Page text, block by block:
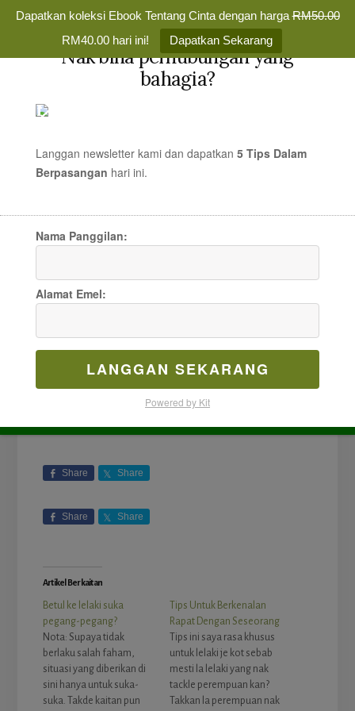
Dapatkan koleksi Ebook Tentang Cinta dengan hargaRM50.00
RM40.00 hari ini!
Dapatkan Sekarang
content
TENTANG
CINTA
Percintaan
yang
20 perkara yangg
membuatkan wanita
benci lelaki
Share Share
Share Share
Artikel Berkaitan
Betul ke lelaki suka
pegang-pegang?
Nota: Supaya tidak
berlaku salah faham,
situasi yang diberikan di
sini hanya untuk suka-
suka. Takde kaitan pun
Tips Untuk Berkenalan
Rapat Dengan Seseorang
Tips ini saya rasa khusus
untuk lelaki je kot sebab
mesti la lelaki yang nak
tackle perempuan kan?
Takkan la perempuan nak
Nak bina perhubungan yang
bahagia?
Langgan newsletter kami dan dapatkan 5 Tips Dalam
Berpasangan hariini.
Nama Panggilan:
Alamat Emel:
LANGGAN SEKARANG
Powered by Kit